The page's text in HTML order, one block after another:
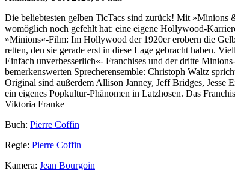
Die beliebtesten gelben TicTacs sind zurück! Mit »Minions
womöglich noch gefehlt hat: eine eigene Hollywood-
»Minions«-Film: Im Hollywood der 1920er erobern die
retten, den sie gerade erst in diese Lage gebracht haben.
Einfach unverbesserlich«- Franchises und der dritte
bemerkenswerten Sprecherensemble: Christoph Waltz
Original sind außerdem Allison Janney, Jeff Bridges, Jesse
ein eigenes Popkultur-Phänomen in Latzhosen. Das
Viktoria Franke
Buch: Pierre Coffin
Regie: Pierre Coffin
Kamera: Jean Bourgoin